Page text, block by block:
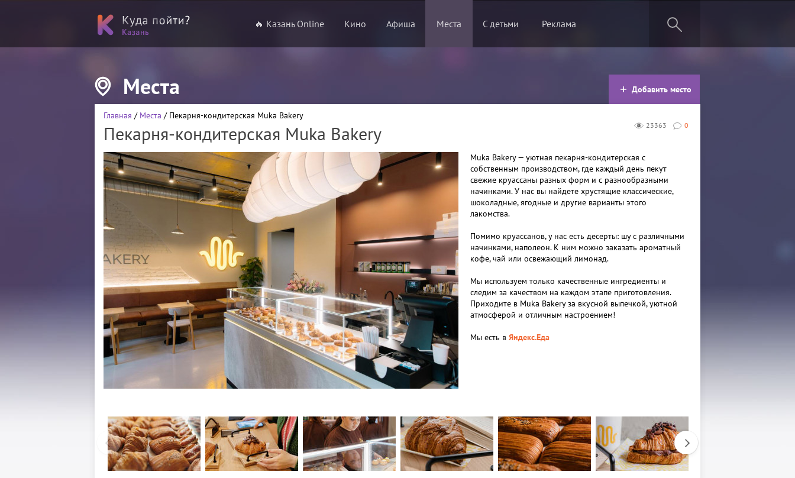
🔥 Казань Online Кино Афиша Места С детьми Реклама
Места Добавить место
0
23363
Главная / Места / Пекарня-кондитерская Muka Bakery
Пекарня-кондитерская Muka Bakery
Muka Bakery — уютная пекарня-кондитерская с
собственным производством, где каждый день пекут
свежие круассаны разных форм и с разнообразными
начинками. У нас вы найдете хрустящие классические,
шоколадные, ягодные и другие варианты этого
лакомства.
Помимо круассанов, у нас есть десерты: шу с различными
начинками, наполеон. К ним можно заказать ароматный
кофе, чай или освежающий лимонад.
Мы используем только качественные ингредиенты и
следим за качеством на каждом этапе приготовления.
Приходите в Muka Bakery за вкусной выпечкой, уютной
атмосферой и отличным настроением!
Мы есть в Яндекс.Еда